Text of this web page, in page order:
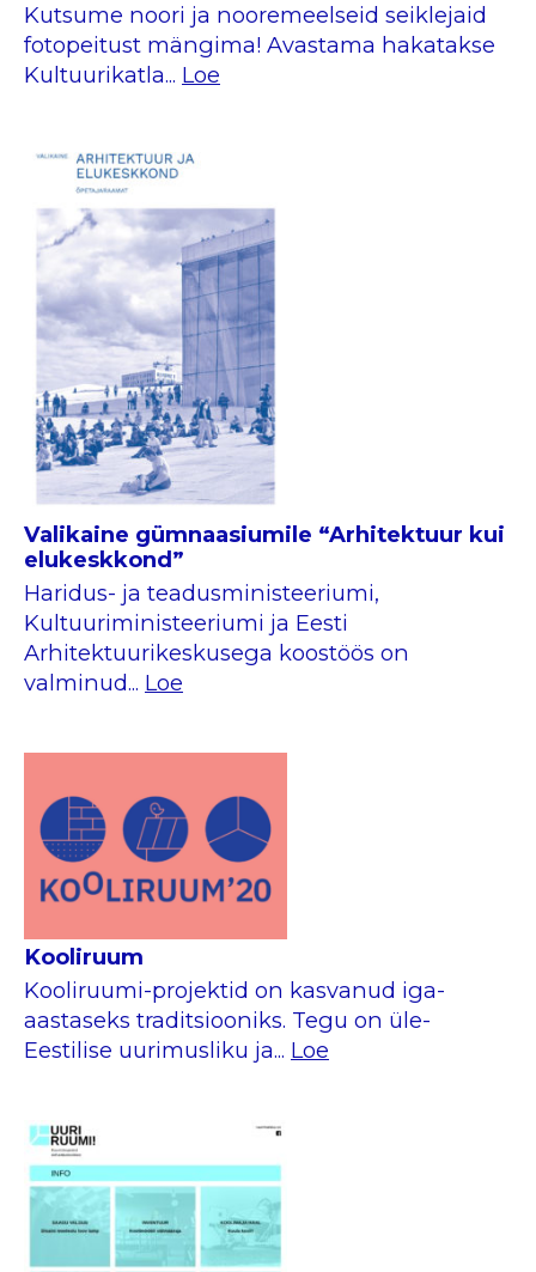
Kutsume noori ja nooremeelseid seiklejaid
fotopeitust mängima! Avastama hakatakse
Kultuurikatla... Loe
Valikaine gümnaasiumile “Arhitektuur kui
elukeskkond”
Haridus- ja teadusministeeriumi,
Kultuuriministeeriumi ja Eesti
Arhitektuurikeskusega koostöös on
valminud... Loe
Kooliruum
Kooliruumi-projektid on kasvanud iga-
aastaseks traditsiooniks. Tegu on üle-
Eestilise uurimusliku ja... Loe